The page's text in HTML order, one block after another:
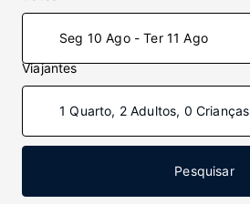
Seg 10 Ago - Ter 11 Ago
Viajantes
1 Quarto, 2 Adultos, 0 Crianças
Pesquisar